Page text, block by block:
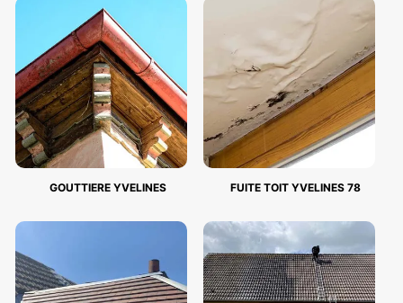
GOUTTIERE YVELINES FUITE TOIT YVELINES 78